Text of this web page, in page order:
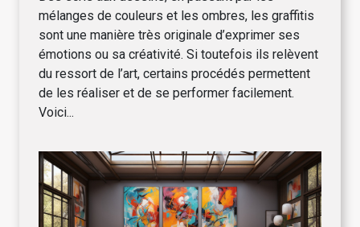
mélanges de couleurs et les ombres, les graffitis
sont une manière très originale d’exprimer ses
émotions ou sa créativité. Si toutefois ils relèvent
du ressort de l’art, certains procédés permettent
de les réaliser et de se performer facilement.
Voici...